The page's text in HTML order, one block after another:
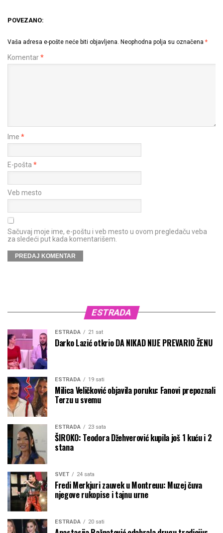
POVEZANO:
Vaša adresa e-pošte neće biti objavljena. Neophodna polja su označena *
Komentar*
Ime *
E-pošta *
Veb mesto
Sačuvaj moje ime, e-poštu i veb mesto u ovom pregledaču veba
za sledeći put kada komentarišem.
ESTRADA
ESTRADA 21 sat
Darko Lazić otkrio DA NIKAD NIJE PREVARIO ŽENU
ESTRADA 19 sati
Milica Veličković objavila poruku: Fanovi prepoznali
Terzu u svemu
ESTRADA 23 sata
ŠIROKO: Teodora Džehverović kupila još 1 kuću i 2
stana
SVET 24 sata
Fredi Merkjuri zauvek u Montreuu: Muzej čuva
njegove rukopise i tajnu urne
ESTRADA 20 sati